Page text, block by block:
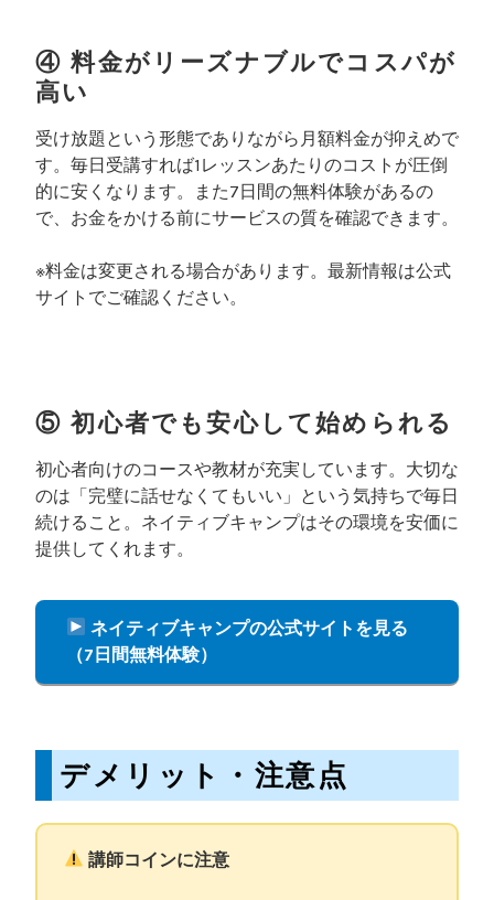
④ 料金がリーズナブルでコスパが
高い
受け放題という形態でありながら月額料金が抑えめで
す。毎日受講すれば1レッスンあたりのコストが圧倒
的に安くなります。また7日間の無料体験があるの
で、お金をかける前にサービスの質を確認できます。
※料金は変更される場合があります。最新情報は公式
サイトでご確認ください。
⑤ 初心者でも安心して始められる
初心者向けのコースや教材が充実しています。大切な
のは「完璧に話せなくてもいい」という気持ちで毎日
続けること。ネイティブキャンプはその環境を安価に
提供してくれます。
ネイティブキャンプの公式サイトを見る
（7日間無料体験）
デメリット・注意点
講師コインに注意